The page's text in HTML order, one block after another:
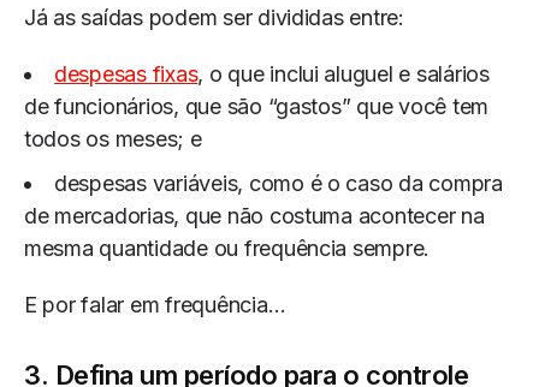
Já as saídas podem ser divididas entre:
despesas fixas, o que inclui aluguel e salários
de funcionários, que são “gastos” que você tem
todos os meses; e
despesas variáveis, como é o caso da compra
de mercadorias, que não costuma acontecer na
mesma quantidade ou frequência sempre.
E por falar em frequência…
3. Defina um período para o controle